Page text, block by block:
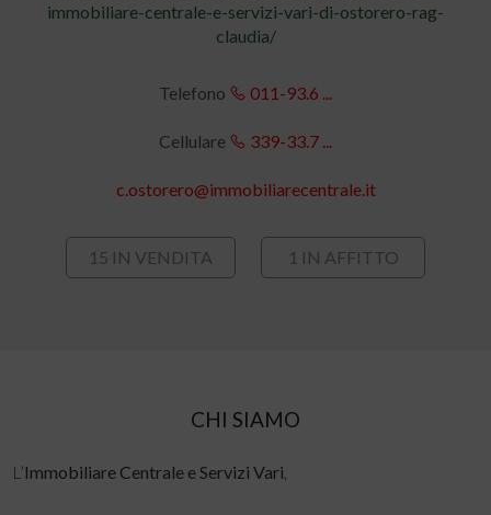
immobiliare-centrale-e-servizi-vari-di-ostorero-rag-
claudia/
Telefono 011-93.6 ...
Cellulare 339-33.7 ...
c.ostorero@immobiliarecentrale.it
15 IN VENDITA 1 IN AFFITTO
CHI SIAMO
L’Immobiliare Centrale e Servizi Vari